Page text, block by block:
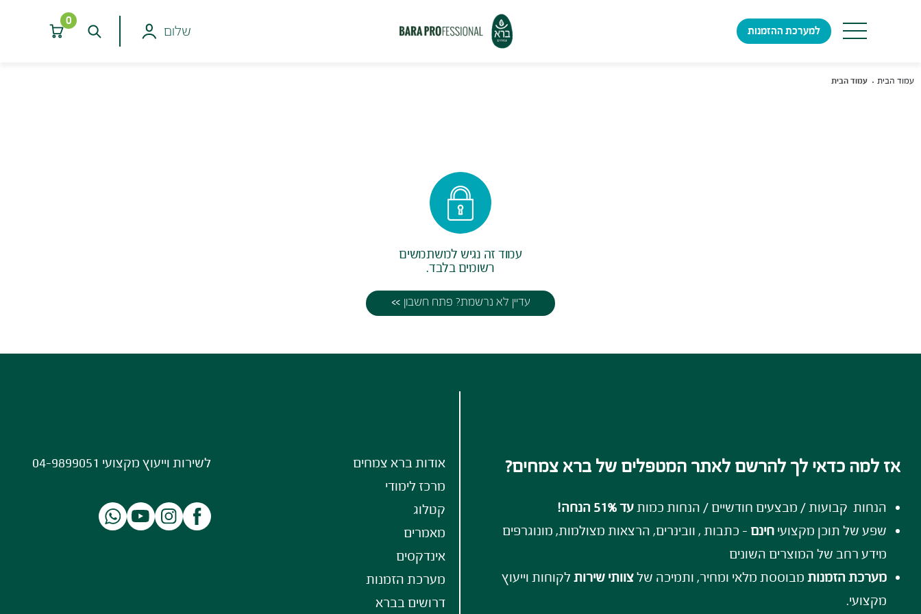
למערכת ההזמנות
עמוד הבית
שלום
0
עמוד הבית עמוד הבית
עמוד זה נגיש למשתמשים
רשומים בלבד.
עדיין לא נרשמת? פתח חשבון
אז למה כדאי לך להרשם לאתר המטפלים של ברא צמחים?
הנחות קבועות / מבצעים חודשיים / הנחות כמותעד 51% הנחה!
שפע של תוכן מקצועי חינם - כתבות , וובינרים, הרצאות מצולמות, מונוגרפים
מידע רחב של המוצרים השונים
מערכת הזמנות מבוססת מלאי ומחיר, ותמיכה שלצוותי שירות לקוחות וייעוץ
מקצועי.
אודות ברא צמחים
מרכז לימודי
קטלוג
מאמרים
אינדקסים
מערכת הזמנות
דרושים בברא
לשירות וייעוץ מקצועי 04-9899051